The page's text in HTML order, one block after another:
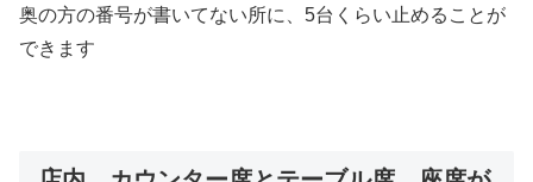
奥の方の番号が書いてない所に、5台くらい止めることが
できます